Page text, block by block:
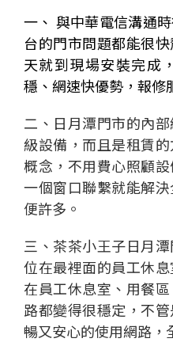
一、 與中華電信溝通
台的門市問題都能很
天就到現場安裝完成
穩、網速快優勢，報修
二、日月潭門市的內
級設備，而且是租賃
概念，不用費心照顧
一個窗口聯繫就能解
便許多。
三、茶茶小王子日月
位在最裡面的員工休
在員工休息室、用餐
路都變得很穩定，不
暢又安心的使用網路，